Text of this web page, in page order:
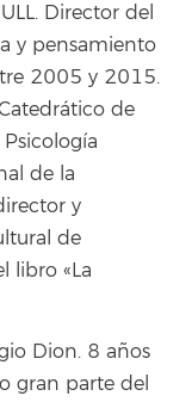
Director del
y pensamiento
2005 y 2015.
de
de la
y
de
libro «La
Dion. 8 años
gran parte del